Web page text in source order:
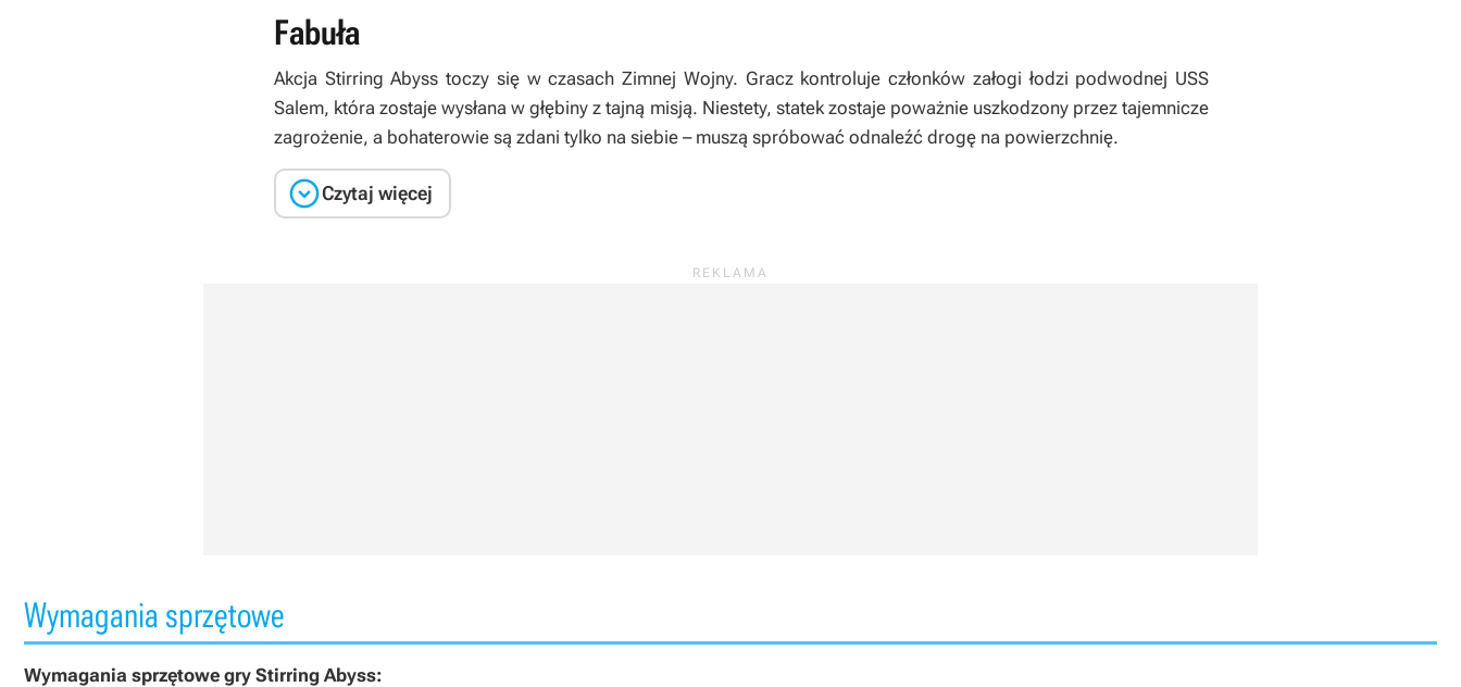
Fabuła
Akcja Stirring Abyss toczy się w czasach Zimnej Wojny. Gracz kontroluje członków załogi łodzi podwodnej USS
Salem, która zostaje wysłana w głębiny z tajną misją. Niestety, statek zostaje poważnie uszkodzony przez tajemnicze
zagrożenie, a bohaterowie są zdani tylko na siebie – muszą spróbować odnaleźć drogę na powierzchnię.
Czytaj więcej
Wymagania sprzętowe
Wymagania sprzętowe gry Stirring Abyss: